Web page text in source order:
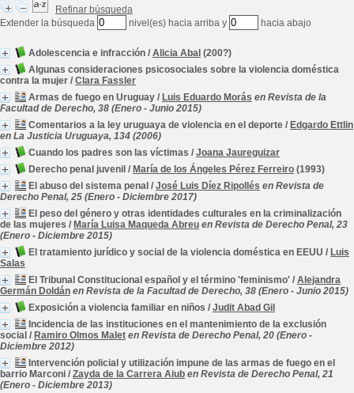
Refinar búsqueda
Extender la búsqueda
nivel(es) hacia arriba y hacia abajo
Adolescencia e infracción / Alicia Abal (200?)
Algunas consideraciones psicosociales sobre la violencia doméstica
contra la mujer / Clara Fassler
Armas de fuego en Uruguay / Luis Eduardo Morás en Revista de la
Facultad de Derecho, 38 (Enero - Junio 2015)
Comentarios a la ley uruguaya de violencia en el deporte / Edgardo Ettlin
en La Justicia Uruguaya, 134 (2006)
Cuando los padres son las víctimas / Joana Jaureguizar
Derecho penal juvenil / María de los Ángeles Pérez Ferreiro (1993)
El abuso del sistema penal / José Luis Díez Ripollés en Revista de
Derecho Penal, 25 (Enero - Diciembre 2017)
El peso del género y otras identidades culturales en la criminalización
de las mujeres / María Luisa Maqueda Abreu en Revista de Derecho Penal, 23
(Enero - Diciembre 2015)
El tratamiento jurídico y social de la violencia doméstica en EEUU / Luis
Salas
El Tribunal Constitucional español y el término 'feminismo' / Alejandra
Germán Doldán en Revista de la Facultad de Derecho, 38 (Enero - Junio 2015)
Exposición a violencia familiar en niños / Judit Abad Gil
Incidencia de las instituciones en el mantenimiento de la exclusión
social / Ramiro Olmos Malet en Revista de Derecho Penal, 20 (Enero -
Diciembre 2012)
Intervención policial y utilización impune de las armas de fuego en el
barrio Marconi / Zayda de la Carrera Aiub en Revista de Derecho Penal, 21
(Enero - Diciembre 2013)